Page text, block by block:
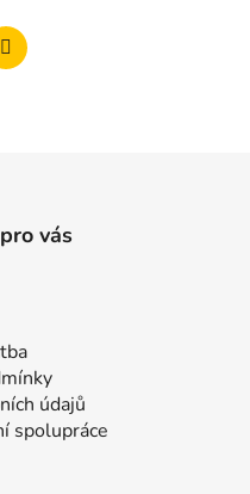
vás
údajů
spolupráce